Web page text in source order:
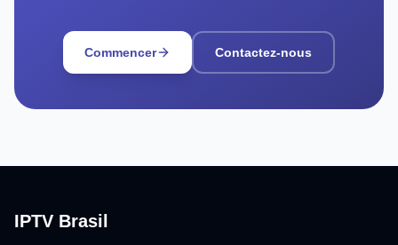
Commencer Contactez-nous
IPTV Brasil